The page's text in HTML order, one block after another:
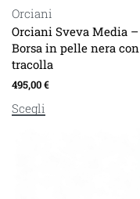
Orciani
Orciani Sveva Media –
Borsa in pelle nera con
tracolla
495,00€
Scegli